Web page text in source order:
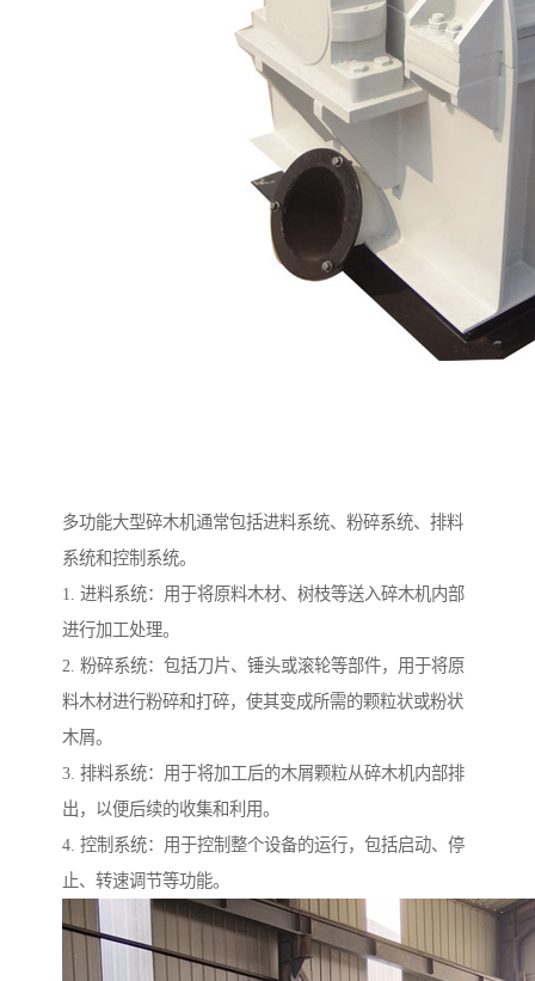
多功能大型碎木机通常包括进料系统、粉碎系统、排料
系统和控制系统。
1. 进料系统：用于将原料木材、树枝等送入碎木机内部
进行加工处理。
2. 粉碎系统：包括刀片、锤头或滚轮等部件，用于将原
料木材进行粉碎和打碎，使其变成所需的颗粒状或粉状
木屑。
3. 排料系统：用于将加工后的木屑颗粒从碎木机内部排
出，以便后续的收集和利用。
4. 控制系统：用于控制整个设备的运行，包括启动、停
止、转速调节等功能。